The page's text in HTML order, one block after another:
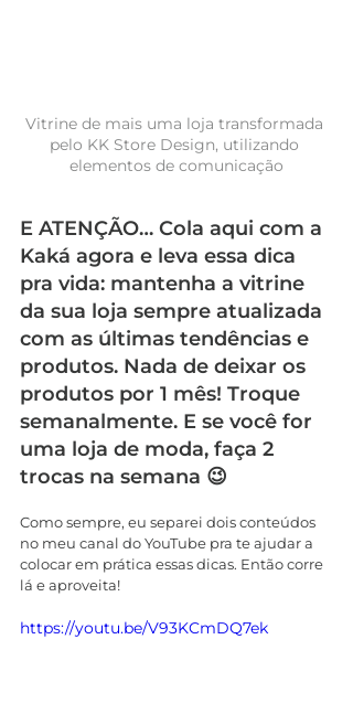
Vitrine de mais uma loja transformada
pelo KK Store Design, utilizando
elementos de comunicação
E ATENÇÃO… Cola aqui com a
Kaká agora e leva essa dica
pra vida: mantenha a vitrine
da sua loja sempre atualizada
com as últimas tendências e
produtos. Nada de deixar os
produtos por 1 mês! Troque
semanalmente. E se você for
uma loja de moda, faça 2
trocas na semana 😉
Como sempre, eu separei dois conteúdos
no meu canal do YouTube pra te ajudar a
colocar em prática essas dicas. Então corre
lá e aproveita!
https://youtu.be/V93KCmDQ7ek